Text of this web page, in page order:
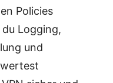
Policies
Logging,
und